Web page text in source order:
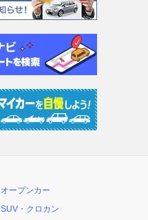
オープンカー
SUV・クロカン